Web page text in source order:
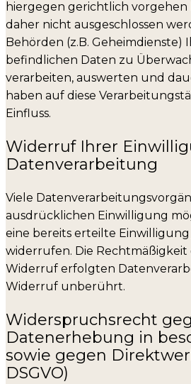
hiergegen gerichtlich vorgehen
daher nicht ausgeschlossen
Behörden (z.B. Geheimdienste)
befindlichen Daten zu
verarbeiten, auswerten und
haben auf diese
Einfluss.
Widerruf Ihrer
Datenverarbeitung
Viele
ausdrücklichen Einwilligung
eine bereits erteilte
widerrufen. Die Rechtmäßigkeit
Widerruf erfolgten
Widerruf unberührt.
Widerspruchsrecht
Datenerhebung in
sowie gegen
DSGVO)